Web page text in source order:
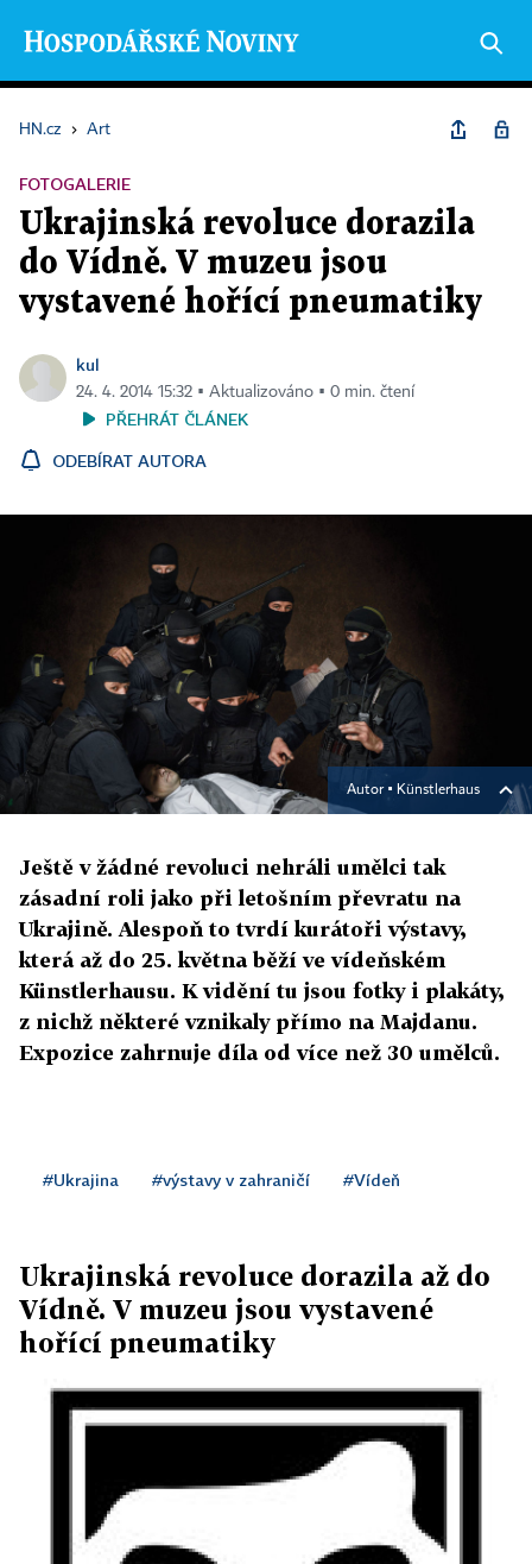
HN.cz › Art
FOTOGALERIE
Ukrajinská revoluce dorazila
do Vídně. V muzeu jsou
vystavené hořící pneumatiky
kul
24. 4. 2014 15:32 ▪ Aktualizováno ▪ 0 min. čtení
PŘEHRÁT ČLÁNEK
ODEBÍRAT AUTORA
Autor ▪ Künstlerhaus
Ještě v žádné revoluci nehráli umělci tak
zásadní roli jako při letošním převratu na
Ukrajině. Alespoň to tvrdí kurátoři výstavy,
která až do 25. května běží ve vídeňském
Künstlerhausu. K vidění tu jsou fotky i plakáty,
z nichž některé vznikaly přímo na Majdanu.
Expozice zahrnuje díla od více než 30 umělců.
#Ukrajina #výstavy v zahraničí #Vídeň
Ukrajinská revoluce dorazila až do
Vídně. V muzeu jsou vystavené
hořící pneumatiky